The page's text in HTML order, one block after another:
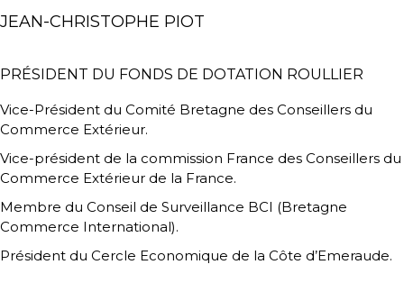
JEAN-CHRISTOPHE PIOT
PRÉSIDENT DU FONDS DE DOTATION ROULLIER
Vice-Président du Comité Bretagne des Conseillers du
Commerce Extérieur.
Vice-président de la commission France des Conseillers du
Commerce Extérieur de la France.
Membre du Conseil de Surveillance BCI (Bretagne
Commerce International).
Président du Cercle Economique de la Côte d’Emeraude.